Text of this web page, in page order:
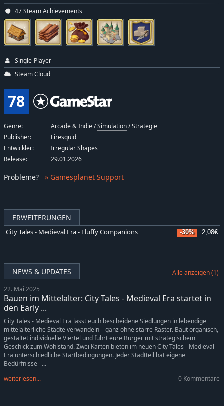
ERWEITERUNGEN
City Tales - Medieval Era - Fluffy Companions -30% 2,08€
NEWS & UPDATES Alle anzeigen (1)
22. Mai 2025
Bauen im Mittelalter: City Tales - Medieval Era startet in
den Early ...
City Tales - Medieval Era lässt euch bescheidene Siedlungen in lebendige
mittelalterliche Städte verwandeln – ganz ohne starre Raster. Baut organisch,
gestaltet individuelle Viertel und führt eure Bürger mit strategischem
Geschick zum Wohlstand. Zwei Karten bieten im neuen City Tales - Medieval
Era unterschiedliche Startbedingungen. Jeder Stadtteil hat eigene
Bedürfnisse –...
weiterlesen...
0 Kommentare
47 Steam Achievements
Single-Player
Steam Cloud
78
Genre: Arcade & Indie/Simulation/Strategie
Publisher:
Firesquid
Entwickler:
Irregular Shapes
Release:
29.01.2026
Probleme? » Gamesplanet Support